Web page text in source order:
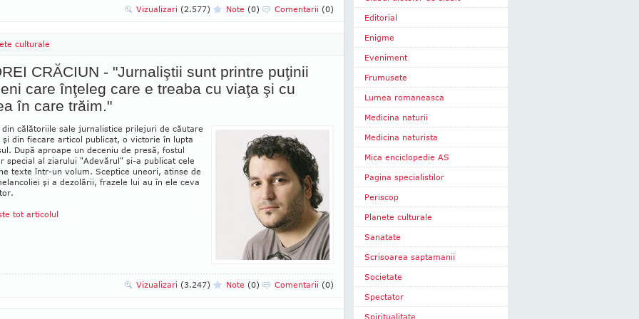
Vizualizari (2.577) Note (0) Comentarii (0)
culturale
CRĂCIUN - "Jurnaliştii sunt printre puţinii
care înţeleg care e treaba cu viaţa şi cu
în care trăim."
din călătoriile sale jurnalistice prile­juri de căutare
şi din fiecare arti­col publicat, o victorie în lupta
Du­pă aproape un deceniu de presă, fostul
spe­cial al ziarului "Adevărul" şi-a publicat cele
texte într-un volum. Sceptice uneori, atinse de
şi a dezolării, frazele lui au în ele ceva
tot articolul
Vizualizari (3.247) Note (0) Comentarii (0)
Editorial
Enigme
Eveniment
Frumusete
Lumea romaneasca
Medicina naturii
Medicina naturista
Mica enciclopedie AS
Pagina specialistilor
Periscop
Planete culturale
Sanatate
Scrisoarea saptamanii
Societate
Spectator
Spiritualitate